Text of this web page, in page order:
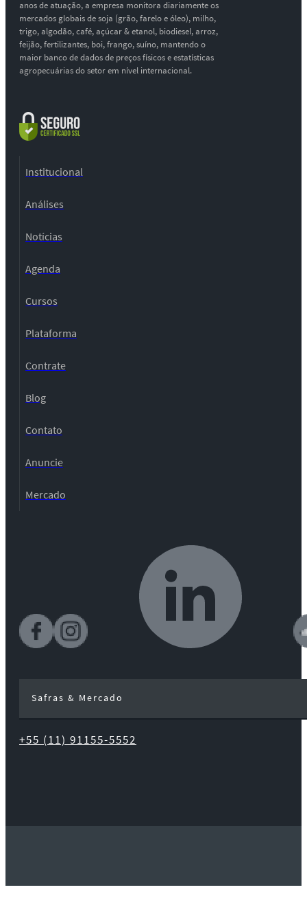
anos de atuação, a empresa monitora diariamente os
mercados globais de soja (grão, farelo e óleo), milho,
trigo, algodão, café, açúcar & etanol, biodiesel, arroz,
feijão, fertilizantes, boi, frango, suíno, mantendo o
maior banco de dados de preços físicos e estatísticas
agropecuárias do setor em nível internacional.
Institucional
Análises
Notícias
Agenda
Cursos
Plataforma
Contrate
Blog
Contato
Anuncie
Mercado
Safras & Mercado
+55 (11) 91155-5552